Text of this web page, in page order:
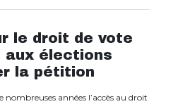
le droit de vote
aux élections
la pétition
nombreuses années l’accès au droit